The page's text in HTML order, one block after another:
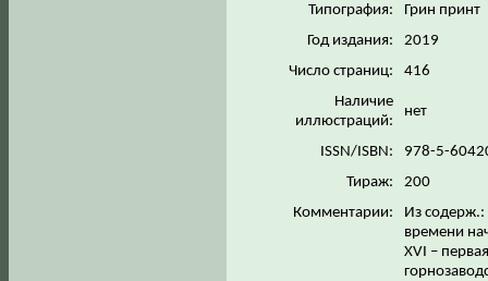
Типография:
Грин принт
Год издания:
2019
Число страниц:
416
Наличие
иллюстраций:
нет
ISSN/ISBN:
978-5-
Тираж:
200
Комментарии:
Из содерж.:
времени
XVI –